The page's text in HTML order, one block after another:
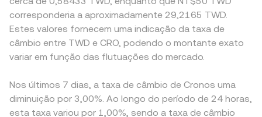
corresponderia a aproximadamente 29,2165 TWD.
Estes valores fornecem uma indicação da taxa de
câmbio entre TWD e CRO, podendo o montante exato
variar em função das flutuações do mercado.
Nos últimos 7 dias, a taxa de câmbio de Cronos uma
diminuição por 3,00%. Ao longo do período de 24 horas,
esta taxa variou por 1,00%, sendo a taxa de câmbio